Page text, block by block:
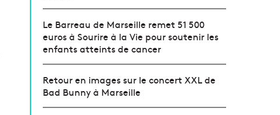
Le Barreau de Marseille remet 51 500
euros à Sourire à la Vie pour soutenir les
enfants atteints de cancer
Retour en images sur le concert XXL de
Bad Bunny à Marseille